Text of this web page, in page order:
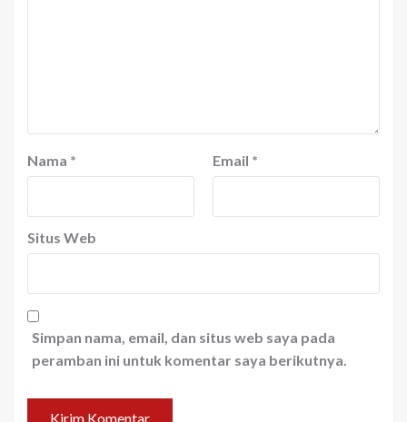
Nama * Email *
Situs Web
Simpan nama, email, dan situs web saya pada
peramban ini untuk komentar saya berikutnya.